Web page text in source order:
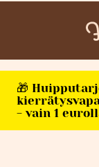
🎁
- vain 1